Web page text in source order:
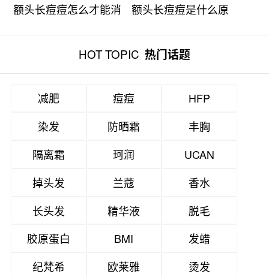
额头长痘痘怎么才能消
额头长痘痘是什么原
HOT TOPIC 热门话题
减肥 痘痘
HFP
染发
防晒霜
丰胸
隔离霜
珂润
UCAN
掉头发
兰蔻
香水
长头发
精华液
脱毛
胶原蛋白
BMI
发蜡
纪梵希
欧莱雅
烫发